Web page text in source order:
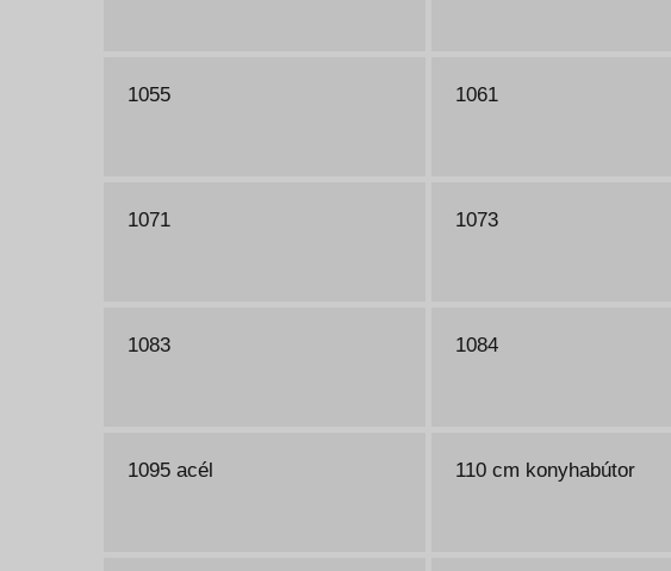
1055 1061
1071 1073
1083 1084
1095 acél 110 cm konyhabútor